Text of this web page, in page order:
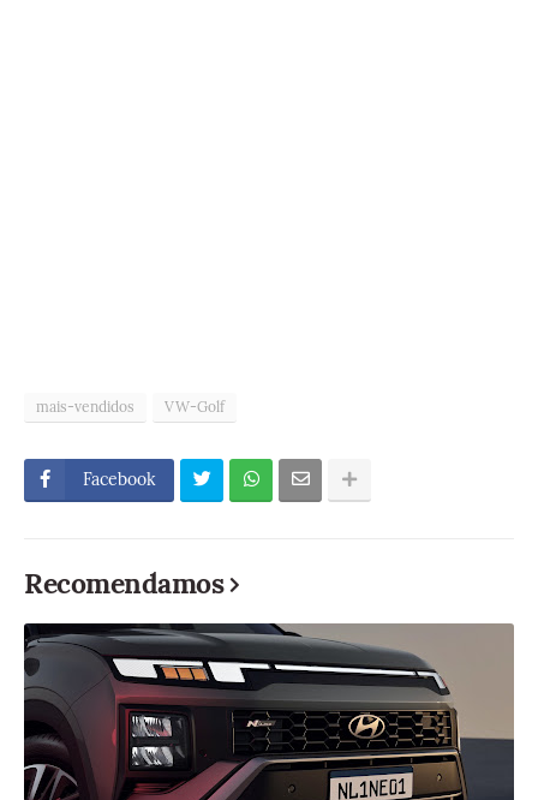
mais-vendidos VW-Golf
Facebook
Recomendamos